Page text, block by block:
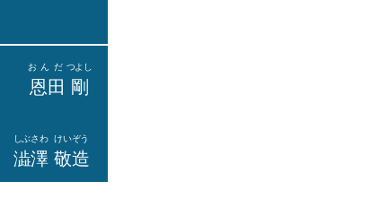
恩田
おんだ
剛
つよし
澁澤
しぶさわ
敬造
けいぞう